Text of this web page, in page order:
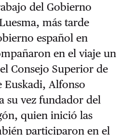
del Gobierno
más tarde
español en
en el viaje un
Consejo Superior de
Euskadi, Alfonso
su vez fundador del
quien inició las
participaron en el